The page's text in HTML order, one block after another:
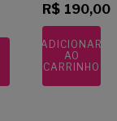
R$ 190,00
ADICIONAR
AO
CARRINHO